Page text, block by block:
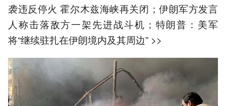
袭违反停火 霍尔木兹海峡再关闭；伊朗军方发言
人称击落敌方一架先进战斗机；特朗普：美军
将“继续驻扎在伊朗境内及其周边” >>